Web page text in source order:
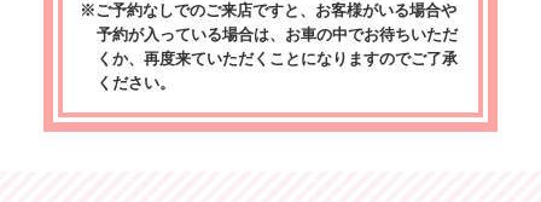
※ご予約なしでのご来店ですと、お客様がいる場合や
予約が入っている場合は、お車の中でお待ちいただ
くか、再度来ていただくことになりますのでご了承
ください。